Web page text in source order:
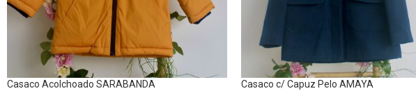
Casaco Acolchoado SARABANDA Casaco c/ Capuz Pelo AMAYA